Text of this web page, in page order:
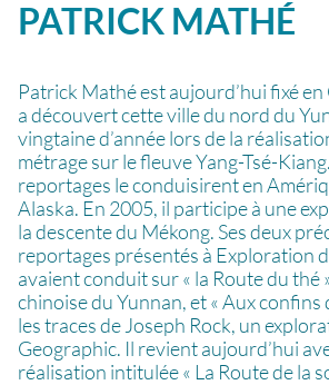
PATRICK MATHÉ
Patrick Mathé est aujourd’hui fixé en
a découvert cette ville du nord du
vingtaine d’année lors de la
métrage sur le fleuve Yang-Tsé-
reportages le conduisirent en
Alaska. En 2005, il participe à une
la descente du Mékong. Ses deux
reportages présentés à Exploration
avaient conduit sur « la Route du thé
chinoise du Yunnan, et « Aux confins
les traces de Joseph Rock, un
Geographic. Il revient aujourd’hui
réalisation intitulée « La Route de la